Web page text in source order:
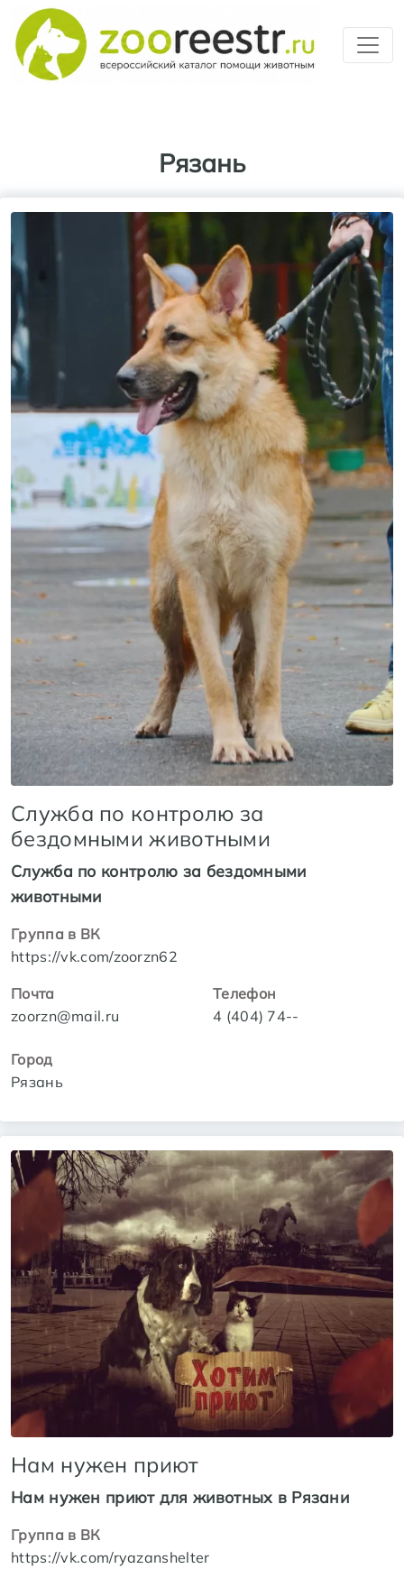
Рязань
Cлужба по контролю за
бездомными животными
Cлужба по контролю за бездомными
животными
Группа в ВК
https://vk.com/zoorzn62
Почта
zoorzn@mail.ru
Телефон
4 (404) 74--
Город
Рязань
Нам нужен приют
Нам нужен приют для животных в Рязани
Группа в ВК
https://vk.com/ryazanshelter